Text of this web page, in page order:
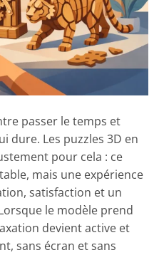
passer le temps et
dure. Les puzzles 3D en
pour cela : ce
mais une expérience
satisfaction et un
le modèle prend
devient active et
sans écran et sans